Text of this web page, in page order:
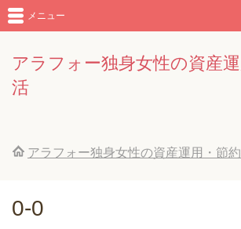
アラフォー独身女性の資産
活
メニュー
アラフォー独身女性の資産運用・節
0-0